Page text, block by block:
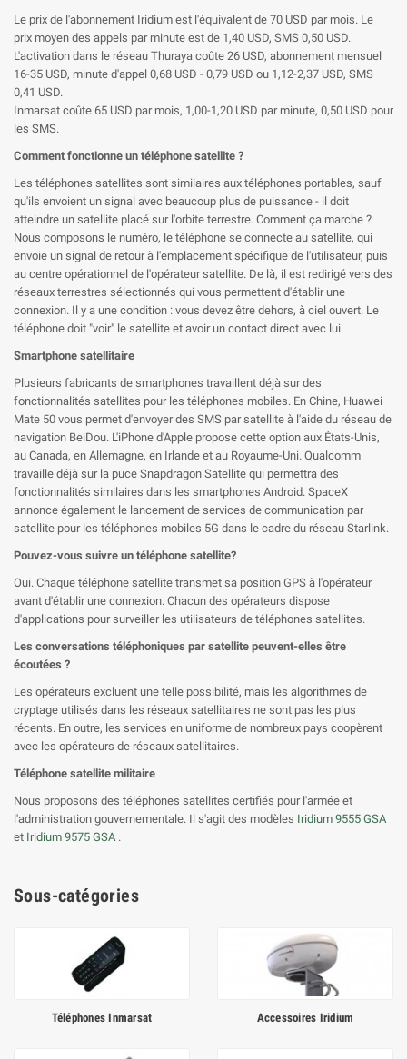
Le prix de l'abonnement Iridium est l'équivalent de 70 USD par mois. Le
prix moyen des appels par minute est de 1,40 USD, SMS 0,50 USD.
L'activation dans le réseau Thuraya coûte 26 USD, abonnement mensuel
16-35 USD, minute d'appel 0,68 USD - 0,79 USD ou 1,12-2,37 USD, SMS
0,41 USD.
Inmarsat coûte 65 USD par mois, 1,00-1,20 USD par minute, 0,50 USD pour
les SMS.
Comment fonctionne un téléphone satellite ?
Les téléphones satellites sont similaires aux téléphones portables, sauf
qu'ils envoient un signal avec beaucoup plus de puissance - il doit
atteindre un satellite placé sur l'orbite terrestre. Comment ça marche ?
Nous composons le numéro, le téléphone se connecte au satellite, qui
envoie un signal de retour à l'emplacement spécifique de l'utilisateur, puis
au centre opérationnel de l'opérateur satellite. De là, il est redirigé vers des
réseaux terrestres sélectionnés qui vous permettent d'établir une
connexion. Il y a une condition : vous devez être dehors, à ciel ouvert. Le
téléphone doit "voir" le satellite et avoir un contact direct avec lui.
Smartphone satellitaire
Plusieurs fabricants de smartphones travaillent déjà sur des
fonctionnalités satellites pour les téléphones mobiles. En Chine, Huawei
Mate 50 vous permet d'envoyer des SMS par satellite à l'aide du réseau de
navigation BeiDou. L'iPhone d'Apple propose cette option aux États-Unis,
au Canada, en Allemagne, en Irlande et au Royaume-Uni. Qualcomm
travaille déjà sur la puce Snapdragon Satellite qui permettra des
fonctionnalités similaires dans les smartphones Android. SpaceX
annonce également le lancement de services de communication par
satellite pour les téléphones mobiles 5G dans le cadre du réseau Starlink.
Pouvez-vous suivre un téléphone satellite?
Oui. Chaque téléphone satellite transmet sa position GPS à l'opérateur
avant d'établir une connexion. Chacun des opérateurs dispose
d'applications pour surveiller les utilisateurs de téléphones satellites.
Les conversations téléphoniques par satellite peuvent-elles être
écoutées ?
Les opérateurs excluent une telle possibilité, mais les algorithmes de
cryptage utilisés dans les réseaux satellitaires ne sont pas les plus
récents. En outre, les services en uniforme de nombreux pays coopèrent
avec les opérateurs de réseaux satellitaires.
Téléphone satellite militaire
Nous proposons des téléphones satellites certifiés pour l'armée et
l'administration gouvernementale. Il s'agit des modèles Iridium 9555 GSA
et Iridium 9575 GSA .
Sous-catégories
Téléphones Inmarsat Accessoires Iridium